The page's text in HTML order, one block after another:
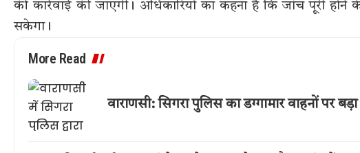
की कार्रवाई की जाएगी। अधिकारियों का कहना है कि जांच पूरी
सकेगा।
More Read
वाराणसी: सिगरा पुलिस का डग्गामार वाहनों पर